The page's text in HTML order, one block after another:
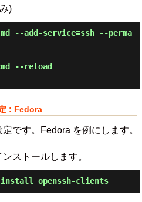
)
--add-service=ssh --perma
--reload
: Fedora
です。Fedora を例にします。
ストールします。
openssh-clients